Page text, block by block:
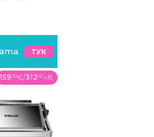
ТУК
15999€/31292лв.